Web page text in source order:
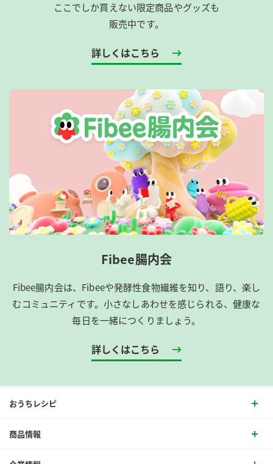
ここでしか買えない限定商品やグッズも
販売中です。
詳しくはこちら
Fibee腸内会
Fibee腸内会は、​Fibeeや発酵性食物繊維を知り、語り、楽し
むコミュニティです。​小さなしあわせを感じられる、健康な
毎日を一緒につくりましょう。
詳しくはこちら
おうちレシピ
商品情報